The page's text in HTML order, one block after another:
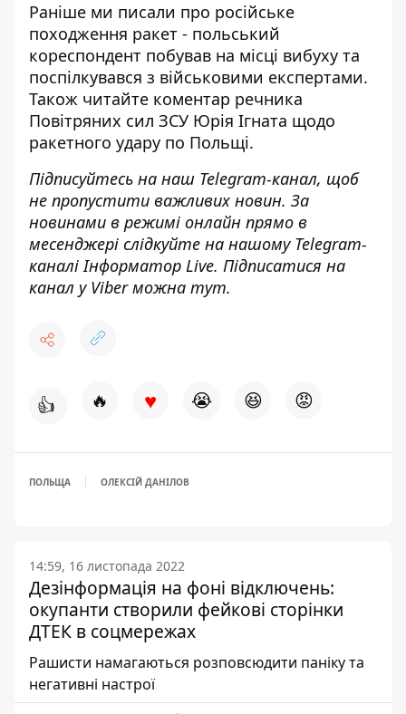
Раніше ми писали про російське
походження ракет - польський
кореспондент побував на місці вибуху та
поспілкувався з військовими експертами.
Також читайте коментар речника
Повітряних сил ЗСУ Юрія Ігната щодо
ракетного удару по Польщі.
Підписуйтесь на наш Telegram-канал, щоб
не пропустити важливих новин. За
новинами в режимі онлайн прямо в
месенджері слідкуйте на нашому Telegram-
каналіІнформатор Live. Підписатися на
канал у Viber можна тут.
👍 🔥 ♥ 😭 😆 😡
ПОЛЬЩА ОЛЕКСІЙ ДАНІЛОВ
14:59, 16 листопада 2022
Дезінформація на фоні відключень:
окупанти створили фейкові сторінки
ДТЕК в соцмережах
Рашисти намагаються розповсюдити паніку та
негативні настрої